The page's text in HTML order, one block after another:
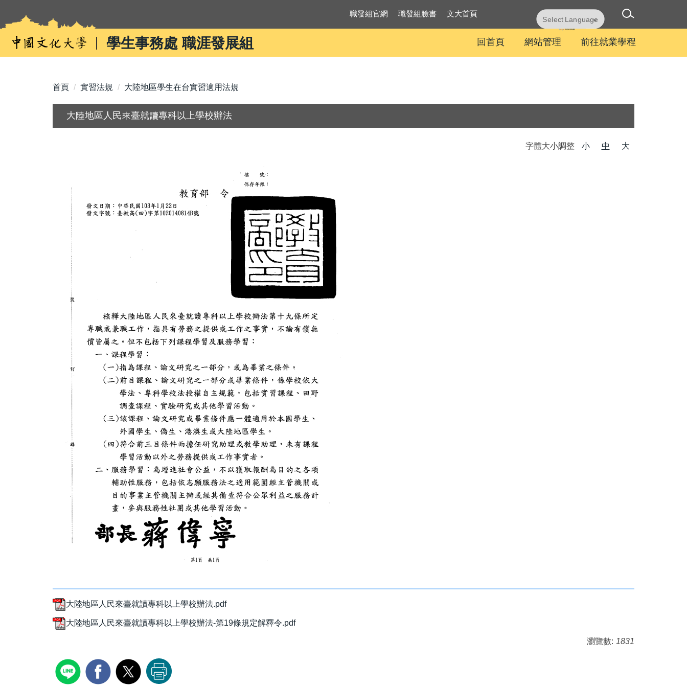
內
學生事務處 職涯發展組
Translate
職發組官網 職發組臉書 文大首頁
回首頁 網站管理 前往就業學程
首頁 實習法規 大陸地區學生在台實習適用法規
大陸地區人民來臺就讀專科以上學校辦法
字體大小調整 小 中 大
大陸地區人民來臺就讀專科以上學校辦法.pdf
大陸地區人民來臺就讀專科以上學校辦法-第19條規定解釋令.pdf
瀏覽數: 1831